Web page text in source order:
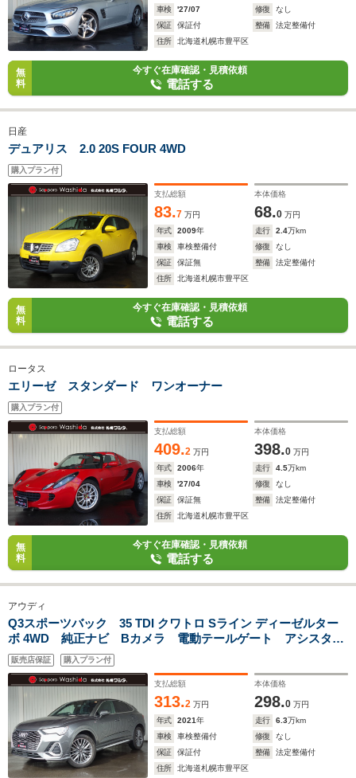
車検 '27/07 修復
なし
保証
保証付 整備
法定整備付
住所
北海道札幌市豊平区
無
料
今すぐ在庫確認・見積依頼
電話する
日産
デュアリス 2.0 20S FOUR 4WD
購入プラン付
支払総額
83.7 万円
本体価格
68.0 万円
年式
2009年 走行 2.4万km
車検
車検整備付 修復
なし
保証
保証無 整備
法定整備付
住所
北海道札幌市豊平区
無
料
今すぐ在庫確認・見積依頼
電話する
ロータス
エリーゼ スタンダード ワンオーナー
購入プラン付
支払総額
409.2 万円
本体価格
398.0 万円
年式
2006年 走行 4.5万km
車検
'27/04 修復
なし
保証
保証無 整備
法定整備付
住所
北海道札幌市豊平区
無
料
今すぐ在庫確認・見積依頼
電話する
アウディ
Q3スポーツバック 35 TDI クワトロ Sライン ディーゼルター
ボ 4WD 純正ナビ Bカメラ 電動テールゲート アシスタン
スPKG ベーシックPKG プラスPKG バーチャルコックピ
ット シートヒーター
販売店保証 購入プラン付
支払総額
313.2 万円
本体価格
298.0 万円
年式
2021年 走行 6.3万km
車検
車検整備付 修復
なし
保証
保証付 整備
法定整備付
住所
北海道札幌市豊平区